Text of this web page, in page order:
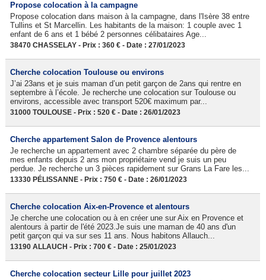
Propose colocation à la campagne
Propose colocation dans maison à la campagne, dans l'Isère 38 entre
Tullins et St Marcellin. Les habitants de la maison: 1 couple avec 1
enfant de 6 ans et 1 bébé 2 personnes célibataires Age...
38470 CHASSELAY - Prix : 360 € - Date : 27/01/2023
Cherche colocation Toulouse ou environs
J’ai 23ans et je suis maman d’un petit garçon de 2ans qui rentre en
septembre à l’école. Je recherche une colocation sur Toulouse ou
environs, accessible avec transport 520€ maximum par...
31000 TOULOUSE - Prix : 520 € - Date : 26/01/2023
Cherche appartement Salon de Provence alentours
Je recherche un appartement avec 2 chambre séparée du père de
mes enfants depuis 2 ans mon propriétaire vend je suis un peu
perdue. Je recherche un 3 pièces rapidement sur Grans La Fare les...
13330 PÉLISSANNE - Prix : 750 € - Date : 26/01/2023
Cherche colocation Aix-en-Provence et alentours
Je cherche une colocation ou à en créer une sur Aix en Provence et
alentours à partir de l'été 2023.Je suis une maman de 40 ans d'un
petit garçon qui va sur ses 11 ans. Nous habitons Allauch...
13190 ALLAUCH - Prix : 700 € - Date : 25/01/2023
Cherche colocation secteur Lille pour juillet 2023